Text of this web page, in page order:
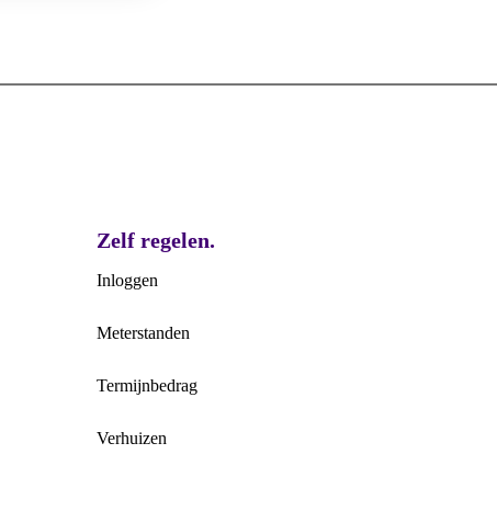
Zelf regelen.
Inloggen
Meterstanden
Termijnbedrag
Verhuizen